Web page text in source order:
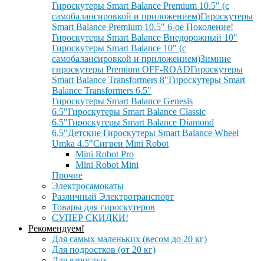
Гироскутеры Smart Balance Premium 10.5" (с
самобалансировкой и приложением)Гироскутеры
Smart Balance Premium 10.5" 6-ое Поколение!
Гироскутеры Smart Balance Внедорожный 10"
Гироскутеры Smart Balance 10" (с
самобалансировкой и приложением)Зимние
гироскутеры Premium OFF-ROADГироскутеры
Smart Balance Transformers 8"Гироскутеры Smart
Balance Transformers 6.5"
Гироскутеры Smart Balance Genesis
6.5"Гироскутеры Smart Balance Classic
6.5"Гироскутеры Smart Balance Diamond
6.5"Детские Гироскутеры Smart Balance Wheel
Umka 4.5"Сигвеи Mini Robot
Mini Robot Pro
Mini Robot Mini
Прочие
Электросамокаты
Различный Электротранспорт
Товары для гироскутеров
СУПЕР СКИДКИ!
Рекомендуем!
Для самых маленьких (весом до 20 кг)
Для подростков (от 20 кг)